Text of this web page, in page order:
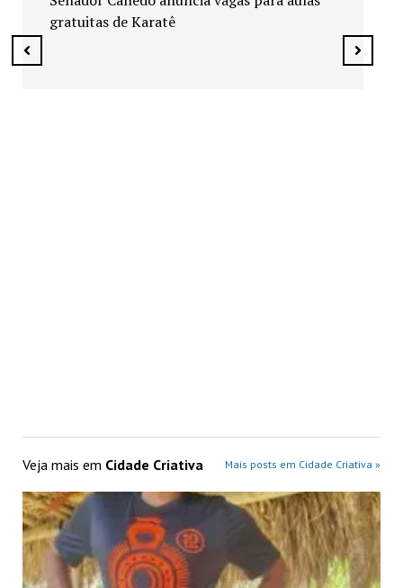
Comunidade Quilombola do Alto Santana
Veja mais em Cidade Criativa Mais posts em Cidade Criativa »